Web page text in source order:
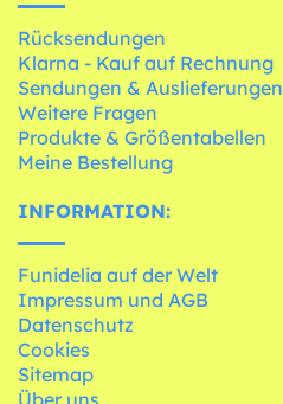
Rücksendungen
Klarna - Kauf auf Rechnung
Sendungen & Auslieferungen
Weitere Fragen
Produkte & Größentabellen
Meine Bestellung
INFORMATION:
Funidelia auf der Welt
Impressum und AGB
Datenschutz
Cookies
Sitemap
Über uns